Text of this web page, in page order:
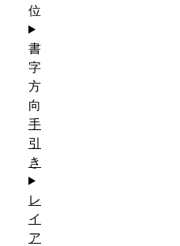
位
書
字
方
向
手
引
き
レ
イ
ア